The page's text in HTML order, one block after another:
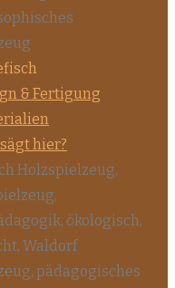
& Fertigung
hier?